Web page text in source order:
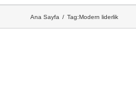
Ana Sayfa Tag:Modern liderlik